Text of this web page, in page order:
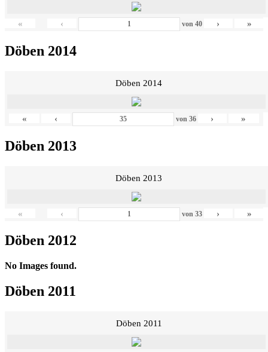
« ‹ von 40 › »
Döben 2014
Döben 2014
« ‹ von 36 › »
Döben 2013
Döben 2013
« ‹ von 33 › »
Döben 2012
No Images found.
Döben 2011
Döben 2011